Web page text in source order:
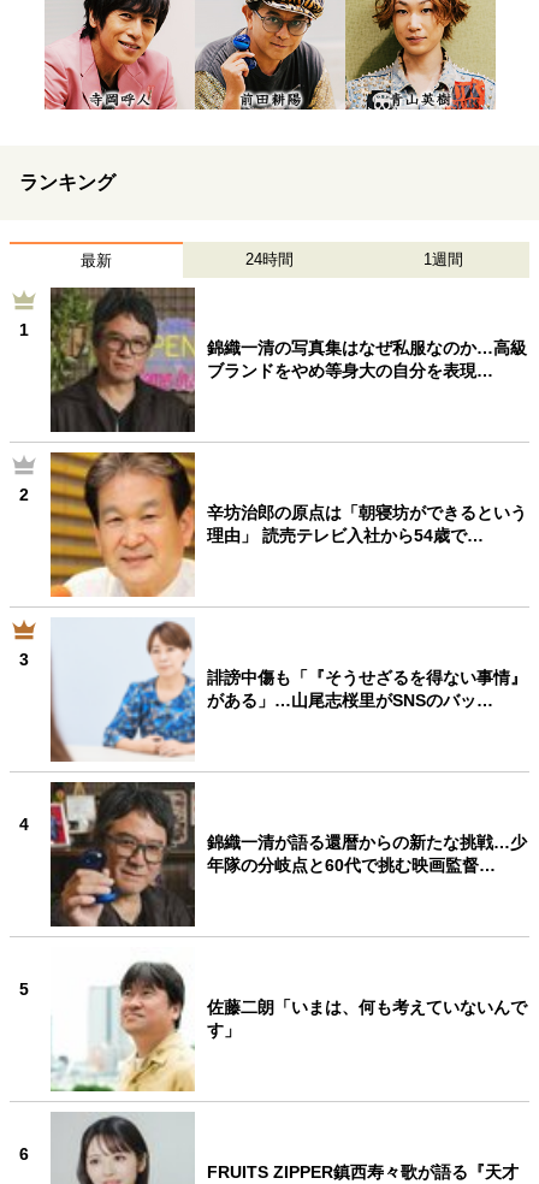
ランキング
最新 24時間 1週間
1
錦織一清の写真集はなぜ私服なのか…高級
ブランドをやめ等身大の自分を表現…
2
辛坊治郎の原点は「朝寝坊ができるという
理由」 読売テレビ入社から54歳で…
3
誹謗中傷も「『そうせざるを得ない事情』
がある」…山尾志桜里がSNSのバッ…
4
錦織一清が語る還暦からの新たな挑戦…少
年隊の分岐点と60代で挑む映画監督…
5
佐藤二朗「いまは、何も考えていないんで
す」
6
FRUITS ZIPPER鎮西寿々歌が語る『天才